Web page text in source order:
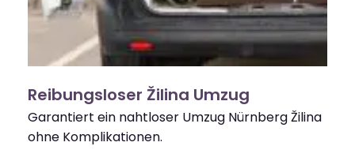
Reibungsloser Žilina Umzug
Garantiert ein nahtloser Umzug Nürnberg Žilina
ohne Komplikationen.